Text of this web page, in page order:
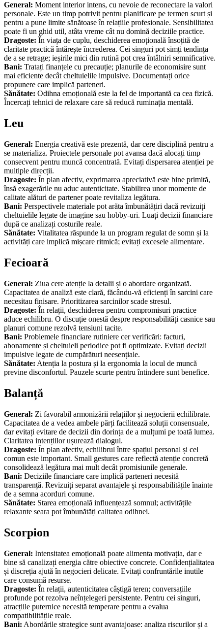
General: Moment interior intens, cu nevoie de reconectare la valori
personale. Este un timp potrivit pentru planificare pe termen scurt și
pentru a pune limite sănătoase în relațiile profesionale. Sensibilitatea
poate fi un ghid util, atâta vreme cât nu domină deciziile practice.
Dragoste: În viața de cuplu, deschiderea emoțională însoțită de
claritate practică întărește încrederea. Cei singuri pot simți tendința
de a se retrage; ieșirile mici din rutină pot crea întâlniri semnificative.
Bani: Tratați finanțele cu precauție; planurile de economisire sunt
mai eficiente decât cheltuielile impulsive. Documentați orice
propunere care implică parteneri.
Sănătate: Odihna emoțională este la fel de importantă ca cea fizică.
Încercați tehnici de relaxare care să reducă ruminația mentală.
Leu
General: Energia creativă este prezentă, dar cere disciplină pentru a
se materializa. Proiectele personale pot avansa dacă alocați timp
consecvent pentru muncă concentrată. Evitați dispersarea atenției pe
multiple direcții.
Dragoste: În plan afectiv, exprimarea apreciativă este bine primită,
însă exagerările nu aduc autenticitate. Stabilirea unor momente de
calitate alături de partener poate revitaliza legătura.
Bani: Perspectivele materiale pot arăta îmbunătățiri dacă revizuiți
cheltuielile legate de imagine sau hobby-uri. Luați decizii financiare
după ce analizați costurile reale.
Sănătate: Vitalitatea răspunde la un program regulat de somn și la
activități care implică mișcare ritmică; evitați excesele alimentare.
Fecioară
General: Ziua cere atenție la detalii și o abordare organizată.
Capacitatea de analiză este clară, făcându-vă eficienți în sarcini care
necesitau finisare. Prioritizarea sarcinilor scade stresul.
Dragoste: În relații, deschiderea pentru compromisuri practice
aduce echilibru. O discuție onestă despre responsabilități casnice sau
planuri comune rezolvă tensiuni tacite.
Bani: Problemele financiare rutiniere cer verificări: facturi,
abonamente și cheltuieli periodice pot fi optimizate. Evitați decizii
impulsive legate de cumpărături neesențiale.
Sănătate: Atenția la postura și la ergonomia la locul de muncă
previne disconfortul. Pauzele scurte pentru întindere sunt benefice.
Balanță
General: Zi favorabil armonizării relațiilor și negocierii echilibrate.
Capacitatea de a vedea ambele părți facilitează soluții consensuale,
dar evitați evitare de decizii din dorința de a mulțumi pe toată lumea.
Claritatea intențiilor ușurează dialogul.
Dragoste: În plan afectiv, echilibrul între spațiul personal și cel
comun este important. Small gestures care reflectă atenție concretă
consolidează legătura mai mult decât promisiunile generale.
Bani: Deciziile financiare care implică parteneri necesită
transparență. Revizuiți separat avantajele și responsabilitățile înainte
de a semna acorduri comune.
Sănătate: Starea emoțională influențează somnul; activitățile
relaxante seara pot îmbunătăți calitatea odihnei.
Scorpion
General: Intensitatea emoțională poate alimenta motivația, dar e
bine să canalizați energia către obiective concrete. Confidențialitatea
și discreția ajută în negocieri delicate. Evitați confruntările inutile
care consumă resurse.
Dragoste: În relații, autenticitatea câștigă teren; conversațiile
profunde pot rezolva neînțelegeri persistente. Pentru cei singuri,
atracțiile puternice necesită temperare pentru a evalua
compatibilitățile reale.
Bani: Abordările strategice sunt avantajoase: analiza riscurilor și a